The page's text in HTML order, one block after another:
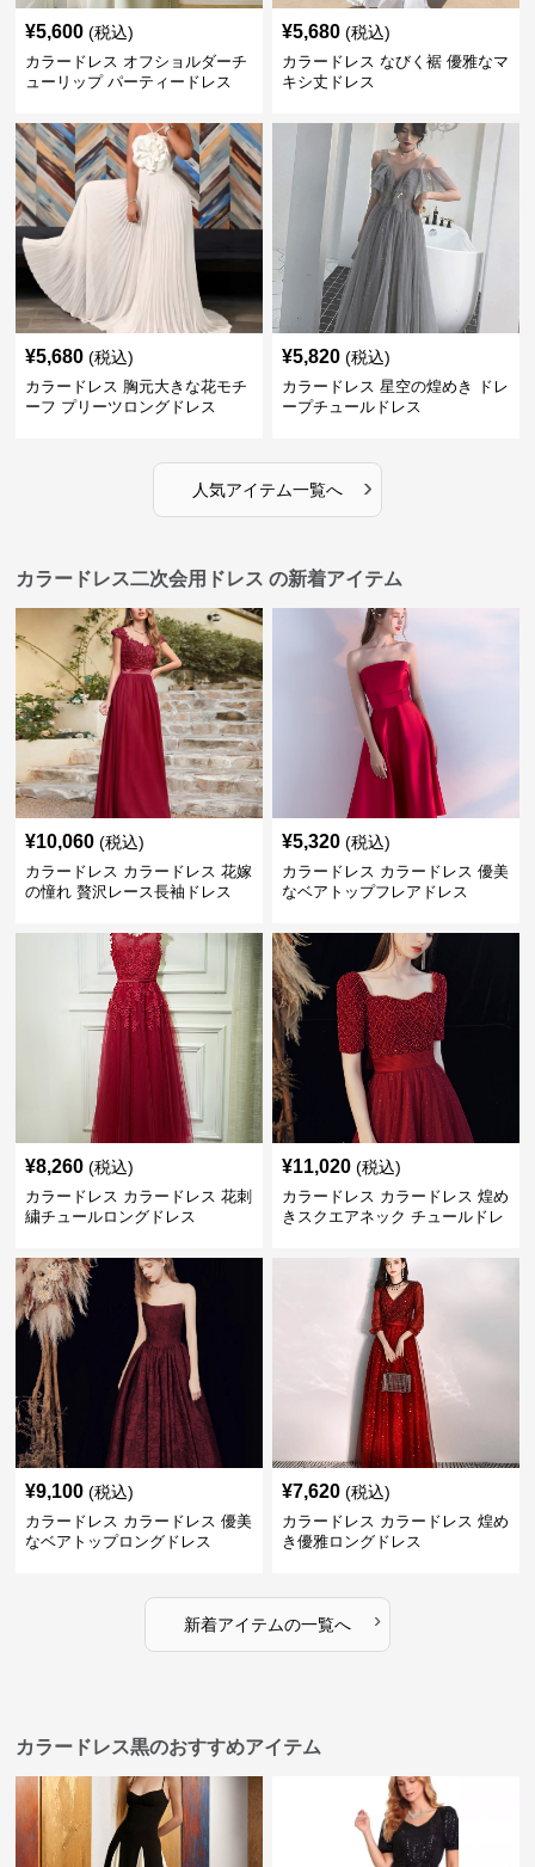
¥5,600 (税込)
カラードレス オフショルダーチ
ューリップ パーティードレス
¥5,680 (税込)
カラードレス なびく裾 優雅なマ
キシ丈ドレス
¥5,680 (税込)
カラードレス 胸元大きな花モチ
ーフ プリーツロングドレス
¥5,820 (税込)
カラードレス 星空の煌めき ドレ
ープチュールドレス
人気アイテム一覧へ ›
カラードレス二次会用ドレス の新着アイテム
¥10,060 (税込)
カラードレス カラードレス 花嫁
の憧れ 贅沢レース長袖ドレス
¥5,320 (税込)
カラードレス カラードレス 優美
なベアトップフレアドレス
¥8,260 (税込)
カラードレス カラードレス 花刺
繍チュールロングドレス
¥11,020 (税込)
カラードレス カラードレス 煌め
きスクエアネック チュールドレ
¥9,100 (税込)
カラードレス カラードレス 優美
なベアトップロングドレス
¥7,620 (税込)
カラードレス カラードレス 煌め
き優雅ロングドレス
新着アイテムの一覧へ ›
カラードレス黒のおすすめアイテム